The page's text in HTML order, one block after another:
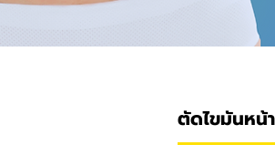
ตัดไขมันหน้